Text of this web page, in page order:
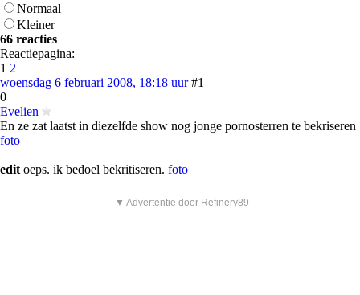
Normaal
Kleiner
66 reacties
Reactiepagina:
1 2
woensdag 6 februari 2008, 18:18 uur #1
0
Evelien
En ze zat laatst in diezelfde show nog jonge pornosterren te bekriseren
foto
edit oeps. ik bedoel bekritiseren. foto
▼ Advertentie door Refinery89